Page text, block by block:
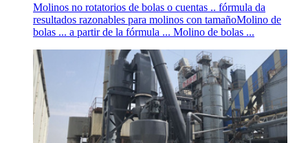
Molinos no rotatorios de bolas o cuentas .. fórmula da
resultados razonables para molinos con tamañoMolino de
bolas ... a partir de la fórmula ... Molino de bolas ...